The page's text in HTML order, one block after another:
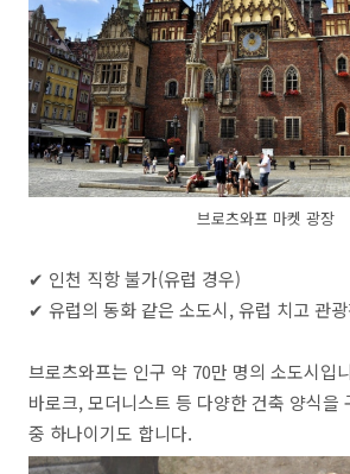
브로츠와프 마켓 광장
✔ 인천 직항 불가(유럽 경우)
✔ 유럽의 동화 같은 소도시, 유럽 치고 관
브로츠와프는 인구 약 70만 명의 소도시입
바로크, 모더니스트 등 다양한 건축 양식을
중 하나이기도 합니다.